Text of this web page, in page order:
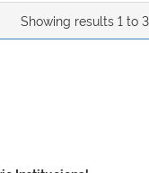
Showing results 1 to